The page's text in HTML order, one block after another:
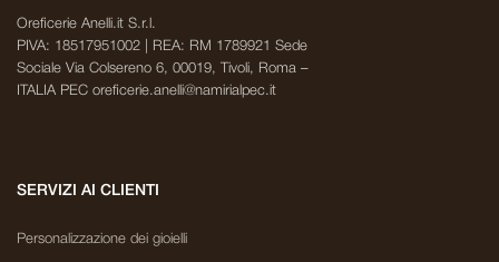
Oreficerie Anelli.it S.r.l.
PIVA: 18517951002 | REA: RM 1789921 Sede
Sociale Via Colsereno 6, 00019, Tivoli, Roma –
ITALIA PEC oreficerie.anelli@namirialpec.it
SERVIZI AI CLIENTI
Personalizzazione dei gioielli